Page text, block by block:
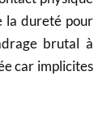
la dureté pour
brutal à
car implicites